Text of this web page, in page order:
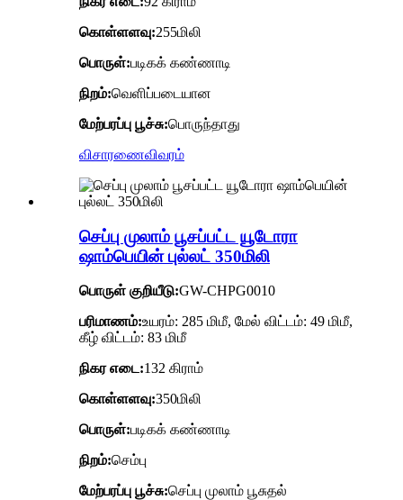
கொள்ளளவு:255மிலி
பொருள்:படிகக் கண்ணாடி
நிறம்:வெளிப்படையான
மேற்பரப்பு பூச்சு:பொருந்தாது
விசாரணைவிவரம்
செப்பு முலாம் பூசப்பட்ட யூடோரா
ஷாம்பெயின் புல்லட் 350மிலி
பொருள் குறியீடு:GW-CHPG0010
பரிமாணம்:உயரம்: 285 மிமீ, மேல் விட்டம்: 49 மிமீ,
கீழ் விட்டம்: 83 மிமீ
நிகர எடை:132 கிராம்
கொள்ளளவு:350மிலி
பொருள்:படிகக் கண்ணாடி
நிறம்:செம்பு
மேற்பரப்பு பூச்சு:செப்பு முலாம் பூசுதல்